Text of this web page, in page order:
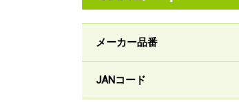
メーカー品番
JANコード